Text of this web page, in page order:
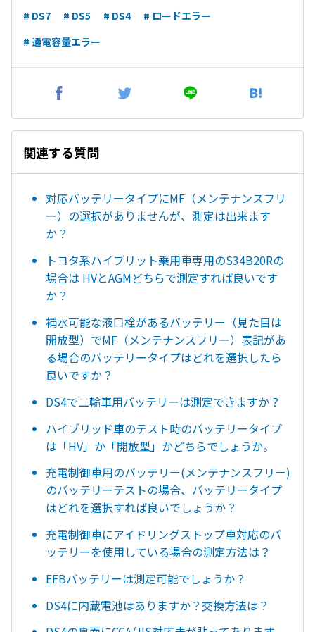
# DS7 # DS5 # DS4
# ロードエラー
# 通電容量エラー
関連する質問
対応バッテリータイプにMF（メンテナンスフリ
ー）の選択がありませんが、測定は出来ます
か？
トヨタ系ハイブリット乗用車専用のS34B20Rの
場合は HVとAGMどちらで測定すれば良いです
か？
補水可能な液口栓があるバッテリー（見た目は
開放型）でMF（メンテナンスフリー）表記があ
る場合のバッテリータイプはどれを選択したら
良いですか？
DS4で二輪車用バッテリーは測定できますか？
ハイブリッド車のテスト時のバッテリータイプ
は「HV」か「開放型」かどちらでしょうか。
充電制御車用のバッテリー(メンテナンスフリー)
のバッテリーテストの場合、バッテリータイプ
はどれを選択すれば良いでしょうか？
充電制御車にアイドリングストップ車対応のバ
ッテリーを使用している場合の測定方法は？
EFBバッテリーは測定可能でしょうか？
DS4に内蔵電池はありますか？交換方法は？